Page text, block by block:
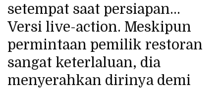
setempat saat persiapan...
Versi live-action. Meskipun
permintaan pemilik restoran
sangat keterlaluan, dia
menyerahkan dirinya demi